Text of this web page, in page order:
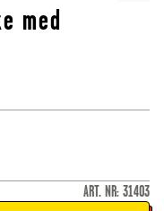
med
ART. NR: 31403